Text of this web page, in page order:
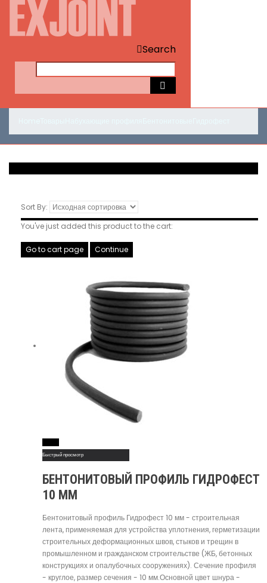
Search
Sort By:
You've just added this product to the cart:
Go to cart page Continue
Быстрый просмотр
БЕНТОНИТОВЫЙ ПРОФИЛЬ ГИДРОФЕСТ
10 ММ
Бентонитовый профиль Гидрофест 10 мм - строительная
лента, применяемая для устройства уплотнения, герметизации
строительных деформационных швов, стыков и трещин в
промышленном и гражданском строительстве (ЖБ, бетонных
конструкциях и опалубочных сооружениях). Сечение профиля
- круглое, размер сечения - 10 мм.Основной цвет шнура -